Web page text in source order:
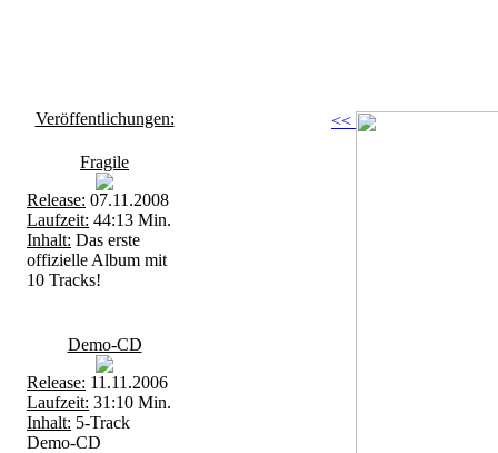
Veröffentlichungen:
Fragile
Release: 07.11.2008
Laufzeit: 44:13 Min.
Inhalt: Das erste
offizielle Album mit
10 Tracks!
Demo-CD
Release: 11.11.2006
Laufzeit: 31:10 Min.
Inhalt: 5-Track
Demo-CD
<<